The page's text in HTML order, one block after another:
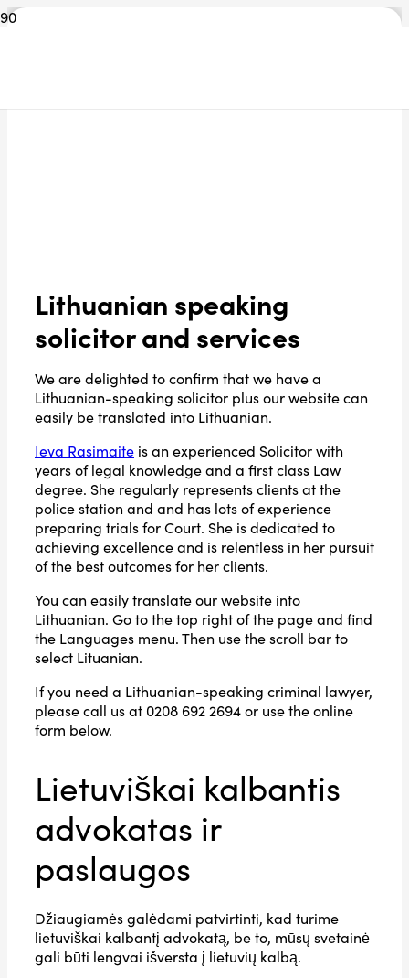
Lithuanian speaking
solicitor and services
We are delighted to confirm that we have a
Lithuanian-speaking solicitor plus our website can
easily be translated into Lithuanian.
Ieva Rasimaite is an experienced Solicitor with
years of legal knowledge and a first class Law
degree. She regularly represents clients at the
police station and and has lots of experience
preparing trials for Court. She is dedicated to
achieving excellence and is relentless in her pursuit
of the best outcomes for her clients.
You can easily translate our website into
Lithuanian. Go to the top right of the page and find
the Languages menu. Then use the scroll bar to
select Lituanian.
If you need a Lithuanian-speaking criminal lawyer,
please call us at 0208 692 2694 or use the online
form below.
Lietuviškai kalbantis
advokatas ir
paslaugos
Džiaugiamės galėdami patvirtinti, kad turime
lietuviškai kalbantį advokatą, be to, mūsų svetainė
gali būti lengvai išversta į lietuvių kalbą.